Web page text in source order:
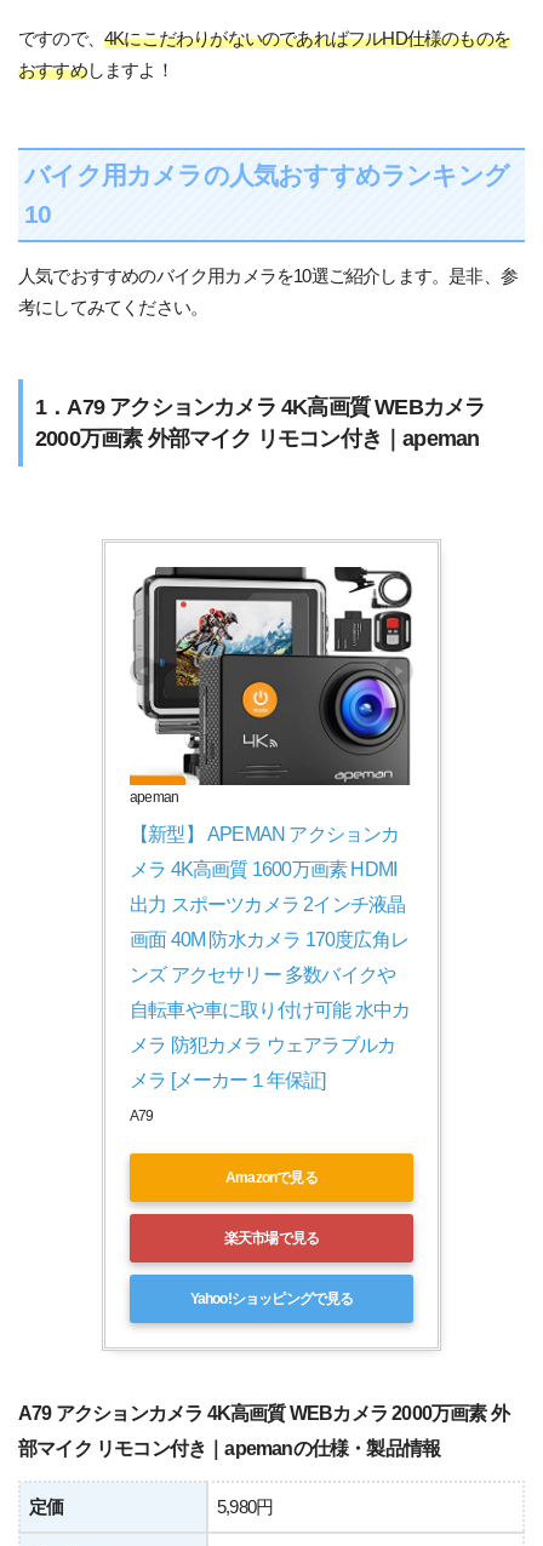
ですので、 4KにこだわりがないのであればフルHD仕様のものを
おすすめしますよ！
バイク用カメラの人気おすすめランキング
10
人気でおすすめのバイク用カメラを10選ご紹介します。是非、参
考にしてみてください。
1．A79 アクションカメラ 4K高画質 WEBカメラ
2000万画素 外部マイク リモコン付き｜apeman
apeman
【新型】 APEMAN アクションカ
メラ 4K高画質 1600万画素 HDMI
出力 スポーツカメラ 2インチ液晶
画面 40M 防水カメラ 170度広角レ
ンズ アクセサリー 多数バイクや
自転車や車に取り付け可能 水中カ
メラ 防犯カメラ ウェアラブルカ
メラ [メーカー１年保証]
A79
Amazonで見る
楽天市場で見る
Yahoo!ショッピングで見る
A79 アクションカメラ 4K高画質 WEBカメラ 2000万画素 外
部マイク リモコン付き｜apemanの仕様・製品情報
定価 5,980円